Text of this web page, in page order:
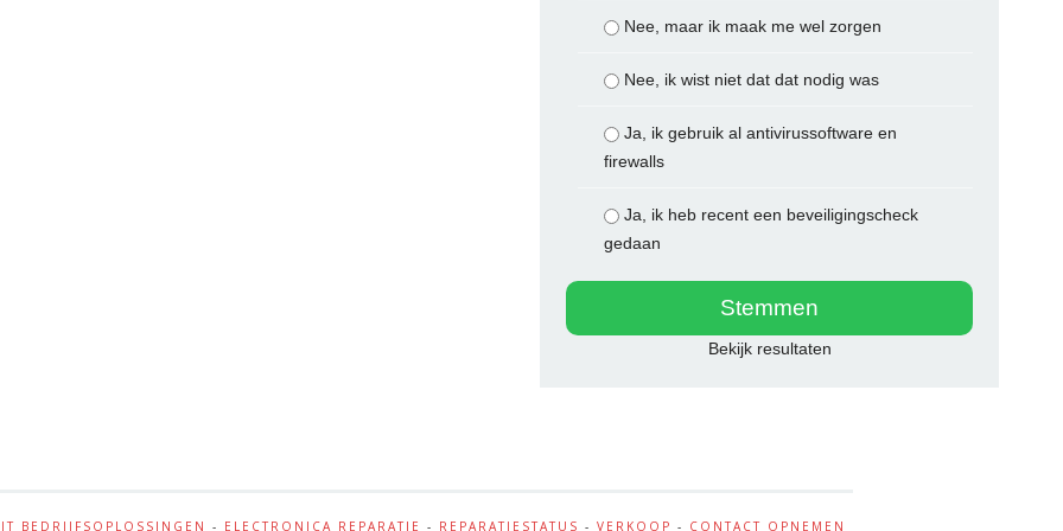
Nee, maar ik maak me wel zorgen
Nee, ik wist niet dat dat nodig was
Ja, ik gebruik al antivirussoftware en
firewalls
Ja, ik heb recent een beveiligingscheck
gedaan
Bekijk resultaten
IT BEDRIJFSOPLOSSINGEN - ELECTRONICA REPARATIE - REPARATIESTATUS - VERKOOP - CONTACT OPNEMEN